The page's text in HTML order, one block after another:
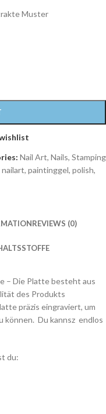
Muster
Nail Art, Nails, Stamping
nailart, paintinggel, polish,
REVIEWS (0)
– Die Platte besteht aus
des Produkts
präzis eingraviert, um
können. Du kannsz endlos
du: